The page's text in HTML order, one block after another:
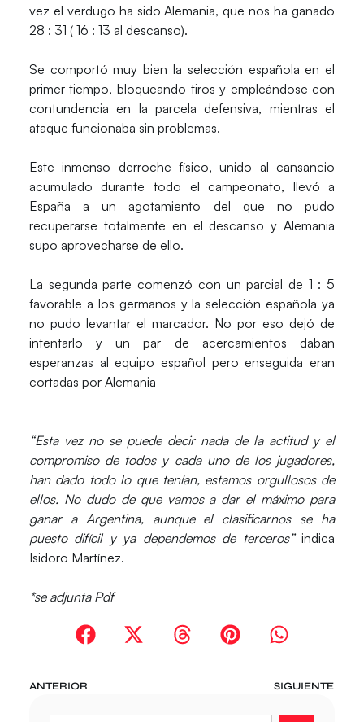
vez el verdugo ha sido Alemania, que nos ha ganado
28 : 31 ( 16 : 13 al descanso).
Se comportó muy bien la selección española en el
primer tiempo, bloqueando tiros y empleándose con
contundencia en la parcela defensiva, mientras el
ataque funcionaba sin problemas.
Este inmenso derroche físico, unido al cansancio
acumulado durante todo el campeonato, llevó a
España a un agotamiento del que no pudo
recuperarse totalmente en el descanso y Alemania
supo aprovecharse de ello.
La segunda parte comenzó con un parcial de 1 : 5
favorable a los germanos y la selección española ya
no pudo levantar el marcador. No por eso dejó de
intentarlo y un par de acercamientos daban
esperanzas al equipo español pero enseguida eran
cortadas por Alemania
“Esta vez no se puede decir nada de la actitud y el
compromiso de todos y cada uno de los jugadores,
han dado todo lo que tenían, estamos orgullosos de
ellos. No dudo de que vamos a dar el máximo para
ganar a Argentina, aunque el clasificarnos se ha
puesto difícil y ya dependemos de terceros”indica
Isidoro Martínez.
*se adjunta Pdf
ANTERIOR SIGUIENTE